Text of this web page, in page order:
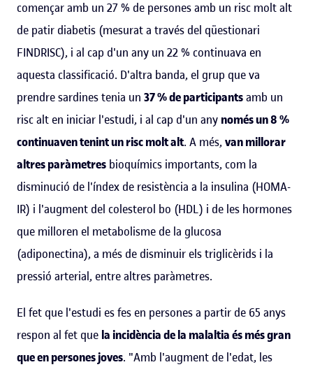
començar amb un 27 % de persones amb un risc molt alt
de patir diabetis (mesurat a través del qüestionari
FINDRISC), i al cap d'un any un 22 % continuava en
aquesta classificació. D'altra banda, el grup que va
prendre sardines tenia un 37 % de participantsamb un
risc alt en iniciar l'estudi, i al cap d'un any només un 8 %
continuaven tenint un risc molt alt. A més, van millorar
altres paràmetres bioquímics importants, com la
disminució de l'índex de resistència a la insulina (HOMA-
IR) i l'augment del colesterol bo (HDL) i de les hormones
que milloren el metabolisme de la glucosa
(adiponectina), a més de disminuir els triglicèrids i la
pressió arterial, entre altres paràmetres.
El fet que l'estudi es fes en persones a partir de 65 anys
respon al fet que la incidència de la malaltia és més gran
que en persones joves. "Amb l'augment de l'edat, les